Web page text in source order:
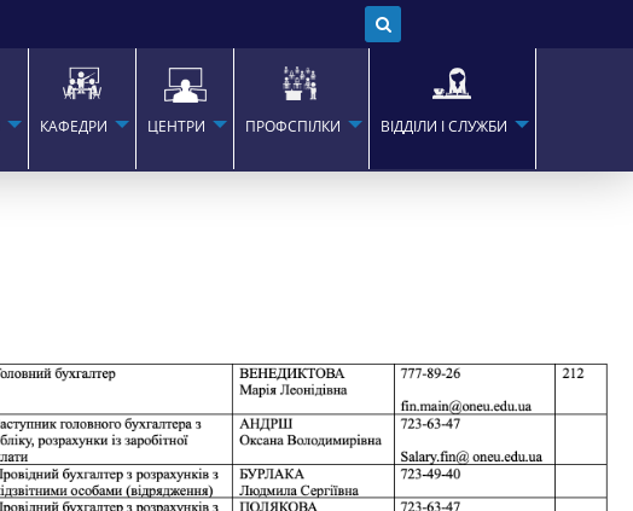
КАФЕДРИ ЦЕНТРИ ПРОФСПІЛКИ ВІДДІЛИ І СЛУЖБИ